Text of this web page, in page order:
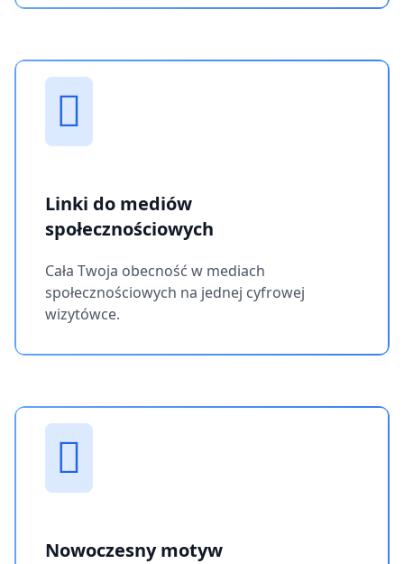
Linki do mediów
społecznościowych
Cała Twoja obecność w mediach
społecznościowych na jednej cyfrowej
wizytówce.
Nowoczesny motyw